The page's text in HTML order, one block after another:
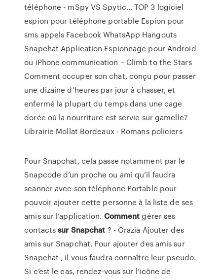
téléphone - mSpy VS Spytic… TOP 3 logiciel
espion pour téléphone portable Espion pour
sms appels Facebook WhatsApp Hangouts
Snapchat Application Espionnage pour Android
ou iPhonecommunication – Climb to the Stars
Comment occuper son chat, conçu pour passer
une dizaine d’heures par jour à chasser, et
enfermé la plupart du temps dans une cage
dorée où la nourriture est servie sur gamelle?
Librairie Mollat Bordeaux - Romans policiers
Pour Snapchat, cela passe notamment par le
Snapcode d’un proche ou ami qu’il faudra
scanner avec son téléphone Portable pour
pouvoir ajouter cette personne à la liste de ses
amis sur l’application. Commentgérer ses
contactssur Snapchat ? - Grazia Ajouter des
amis sur Snapchat. Pour ajouter des amis sur
Snapchat , il vous faudra connaître leur pseudo.
Si c’est le cas, rendez-vous sur l’icône de